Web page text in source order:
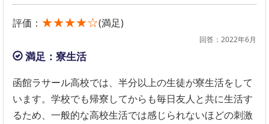
評価： ★★★★☆(満足)
回答：2022年6月
満足：寮生活
函館ラサール高校では、半分以上の生徒が寮生活をして
います。学校でも帰寮してからも毎日友人と共に生活す
るため、一般的な高校生活では感じられないほどの刺激